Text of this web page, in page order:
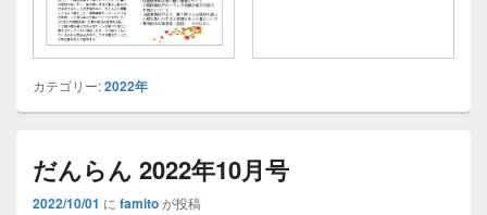
カテゴリー:2022年
だんらん 2022年10月号
2022/10/01 に famitoが投稿